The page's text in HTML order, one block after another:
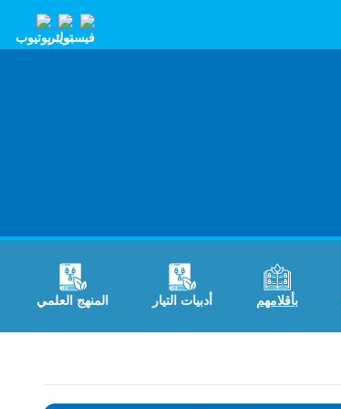
بأقلامهم أدبيات التيار المنهج العلمي